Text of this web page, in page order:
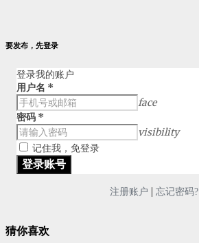
要发布，先登录
登录我的账户
用户名 *
face
密码 *
visibility
记住我，免登录
注册账户 | 忘记密码?
猜你喜欢